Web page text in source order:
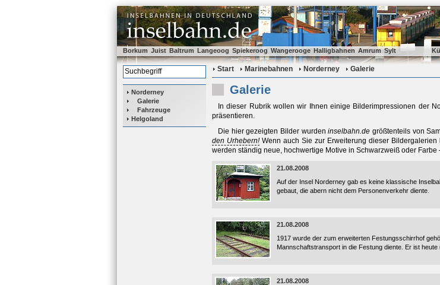
Borkum Juist Baltrum Langeoog Spiekeroog Wangerooge Halligbahnen Amrum Sylt
Norderney
Galerie
Fahrzeuge
Helgoland
Start Marinebahnen Norderney Galerie
Galerie
In dieser Rubrik wollen wir Ihnen einige Bilderimpressionen der
präsentieren.
Die hier gezeigten Bilder wurdeninselbahn.de größtenteils von
den Urhebern!Wenn auch Sie zur Erweiterung dieser
werden ständig neue, hochwertige Motive in Schwarzweiß oder
21.08.2008
Auf der Insel Norderney gab es keine klassische
gebaut, die abern nicht dem Personenverkehr diente.
21.08.2008
1917 wurde der zum erweiterten Festungsschirrhof
Mannschaftstransport in die Festung diente. Er ist
21.08.2008